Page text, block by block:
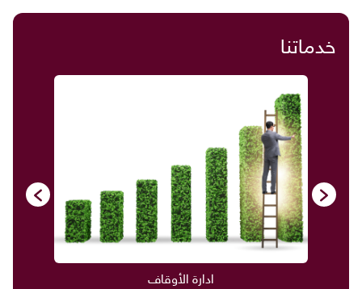
خدماتنا
ادارة الأوقاف